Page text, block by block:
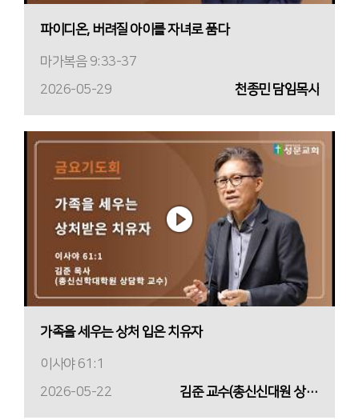
파이디온, 버려질 아이를 자녀로 품다
마가복음 9:33-37
2026-05-29
천종민 담임목사
가족을 세우는 상처 입은 치유자
이사야 61:1
2026-05-22
김준 교수(총신신대원 상담학 교수)